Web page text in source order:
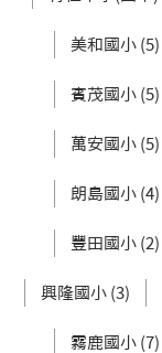
美和國小 (5)
賓茂國小 (5)
萬安國小 (5)
朗島國小 (4)
豐田國小 (2)
興隆國小 (3)
霧鹿國小 (7)